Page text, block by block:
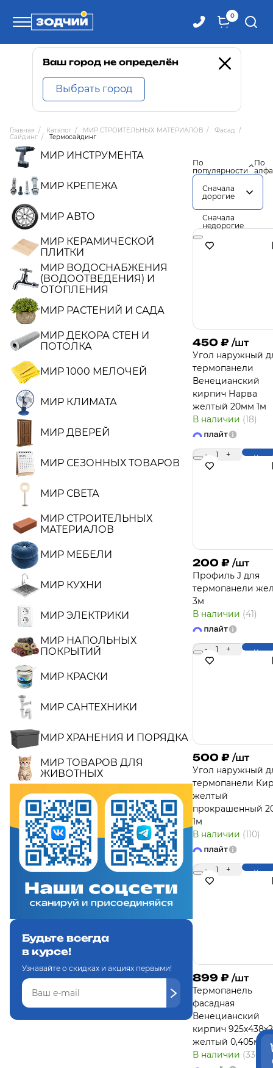
0
Телефоны
8 800 100-71-71
8 (4242) 30-00-27
8 (4242) 30-00-72
Ваш город не определён
Выбрать город
Главная / Каталог / МИР СТРОИТЕЛЬНЫХ МАТЕРИАЛОВ / Фасад /
Сайдинг / Термосайдинг
МИР ИНСТРУМЕНТА
МИР КРЕПЕЖА
МИР АВТО
МИР КЕРАМИЧЕСКОЙ
ПЛИТКИ
МИР ВОДОСНАБЖЕНИЯ
(ВОДООТВЕДЕНИЯ) И
ОТОПЛЕНИЯ
МИР РАСТЕНИЙ И САДА
МИР ДЕКОРА СТЕН И
ПОТОЛКА
МИР 1000 МЕЛОЧЕЙ
МИР КЛИМАТА
МИР ДВЕРЕЙ
МИР СЕЗОННЫХ ТОВАРОВ
МИР СВЕТА
МИР СТРОИТЕЛЬНЫХ
МАТЕРИАЛОВ
МИР МЕБЕЛИ
МИР КУХНИ
МИР ЭЛЕКТРИКИ
МИР НАПОЛЬНЫХ
ПОКРЫТИЙ
МИР КРАСКИ
МИР САНТЕХНИКИ
МИР ХРАНЕНИЯ И ПОРЯДКА
МИР ТОВАРОВ ДЛЯ
ЖИВОТНЫХ
Будьте всегда
в курсе!
Узнавайте о скидках и акциях первыми!
По
популярности
По
Сначала
дорогие
Сначала
недорогие
450 ₽ /шт
Угол наружный
термопанели
Венецианский
кирпич Нарва
желтый 20мм 1м
В наличии (18)
- 1 +
200 ₽ /шт
Профиль J для
термопанели
3м
В наличии (41)
- 1 +
500 ₽ /шт
Угол наружный
термопанели
желтый
прокрашенный
1м
В наличии (110)
- 1 +
899 ₽ /шт
Термопанель
фасадная
Венецианский
кирпич
желтый 0,405м2
В наличии (330)